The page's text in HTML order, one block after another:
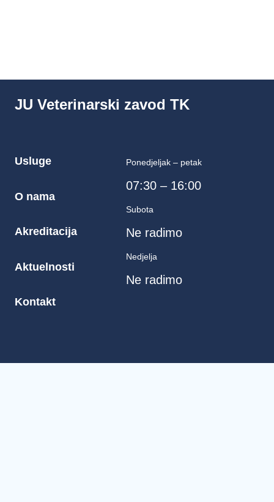
JU Veterinarski zavod TK
Usluge
O nama
Akreditacija
Aktuelnosti
Kontakt
Ponedjeljak – petak
07:30 – 16:00
Subota
Ne radimo
Nedjelja
Ne radimo